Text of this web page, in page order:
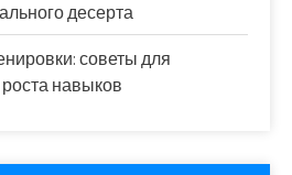
десерта
советы для
навыков